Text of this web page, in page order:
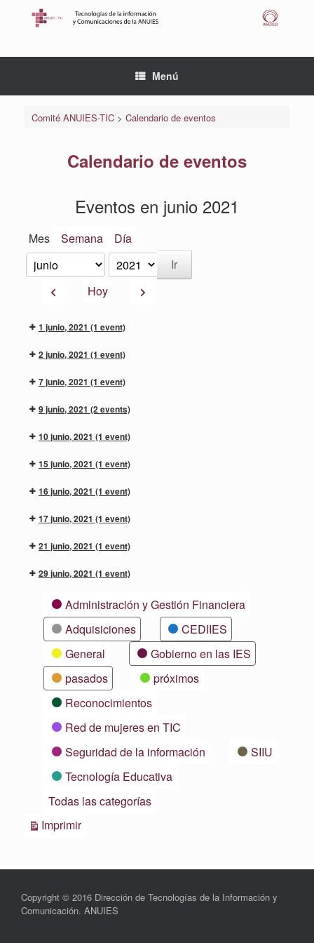
Menú
Comité ANUIES-TIC> Calendario de eventos
Calendario de eventos
Eventos en junio 2021
Mes Semana Día
Mes
Año
AnteriorHoy Siguiente
1 junio, 2021 (1 event)
2 junio, 2021 (1 event)
7 junio, 2021 (1 event)
9 junio, 2021 (2 events)
10 junio, 2021 (1 event)
15 junio, 2021 (1 event)
16 junio, 2021 (1 event)
17 junio, 2021 (1 event)
21 junio, 2021 (1 event)
29 junio, 2021 (1 event)
CategoríasAdministración y Gestión Financiera
Adquisiciones
CEDIIES
General
Gobierno en las IES
pasados
próximos
Reconocimientos
Red de mujeres en TIC
Seguridad de la información
SIIU
Tecnología Educativa
Todas las categorías
ImprimirVistas
Copyright © 2016 Dirección de Tecnologías de la Información y
Comunicación. ANUIES